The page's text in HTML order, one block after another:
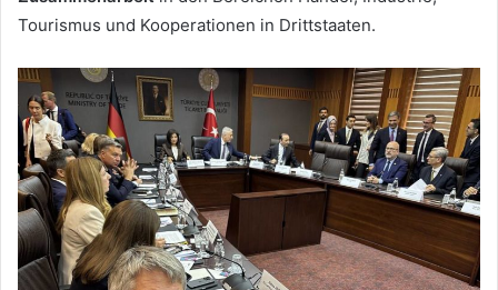
Tourismus und Kooperationen in Drittstaaten.